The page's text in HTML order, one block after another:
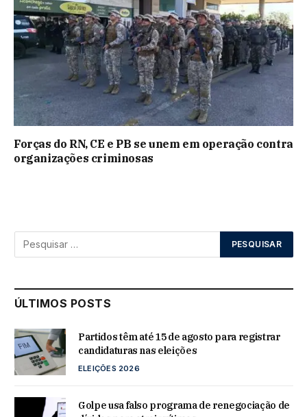
Forças do RN, CE e PB se unem em operação contra
organizações criminosas
ÚLTIMOS POSTS
Partidos têm até 15 de agosto para registrar
candidaturas nas eleições
ELEIÇÕES 2026
Golpe usa falso programa de renegociação de